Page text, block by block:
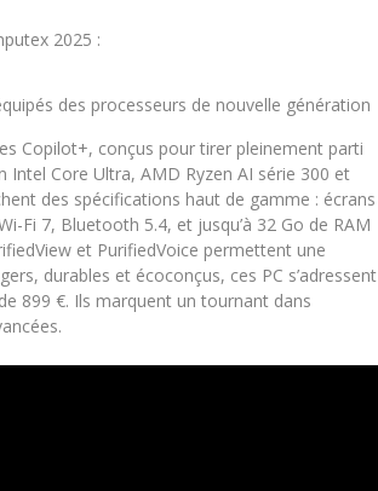
2025 :
des processeurs de nouvelle génération
Copilot+, conçus pour tirer pleinement parti
Intel Core Ultra, AMD Ryzen AI série 300 et
des spécifications haut de gamme : écrans
Fi 7, Bluetooth 5.4, et jusqu’à 32 Go de RAM
et PurifiedVoice permettent une
durables et écoconçus, ces PC s’adressent
899 €. Ils marquent un tournant dans